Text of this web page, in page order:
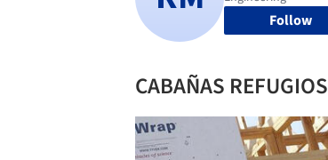
Follow
CABAÑAS REFUGIOS